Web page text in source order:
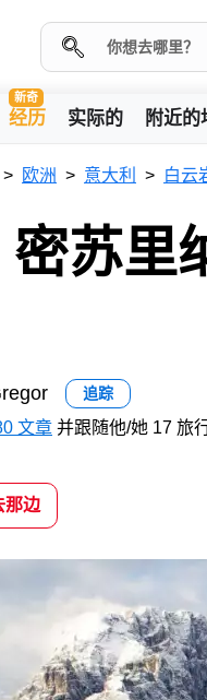
新奇
经历 实际的 附近的
欧洲 意大利 白云
密苏里
追踪
文章 并跟随他/她 17 旅
那边